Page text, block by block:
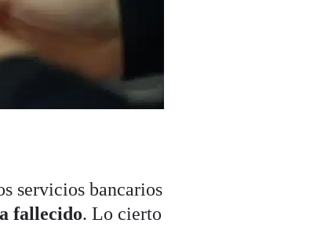
servicios bancarios
fallecido. Lo cierto